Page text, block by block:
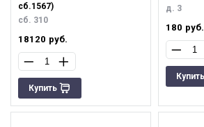
сб.1567)
сб. 310
18120 руб.
Купить
д. 3
180 руб.
Купить